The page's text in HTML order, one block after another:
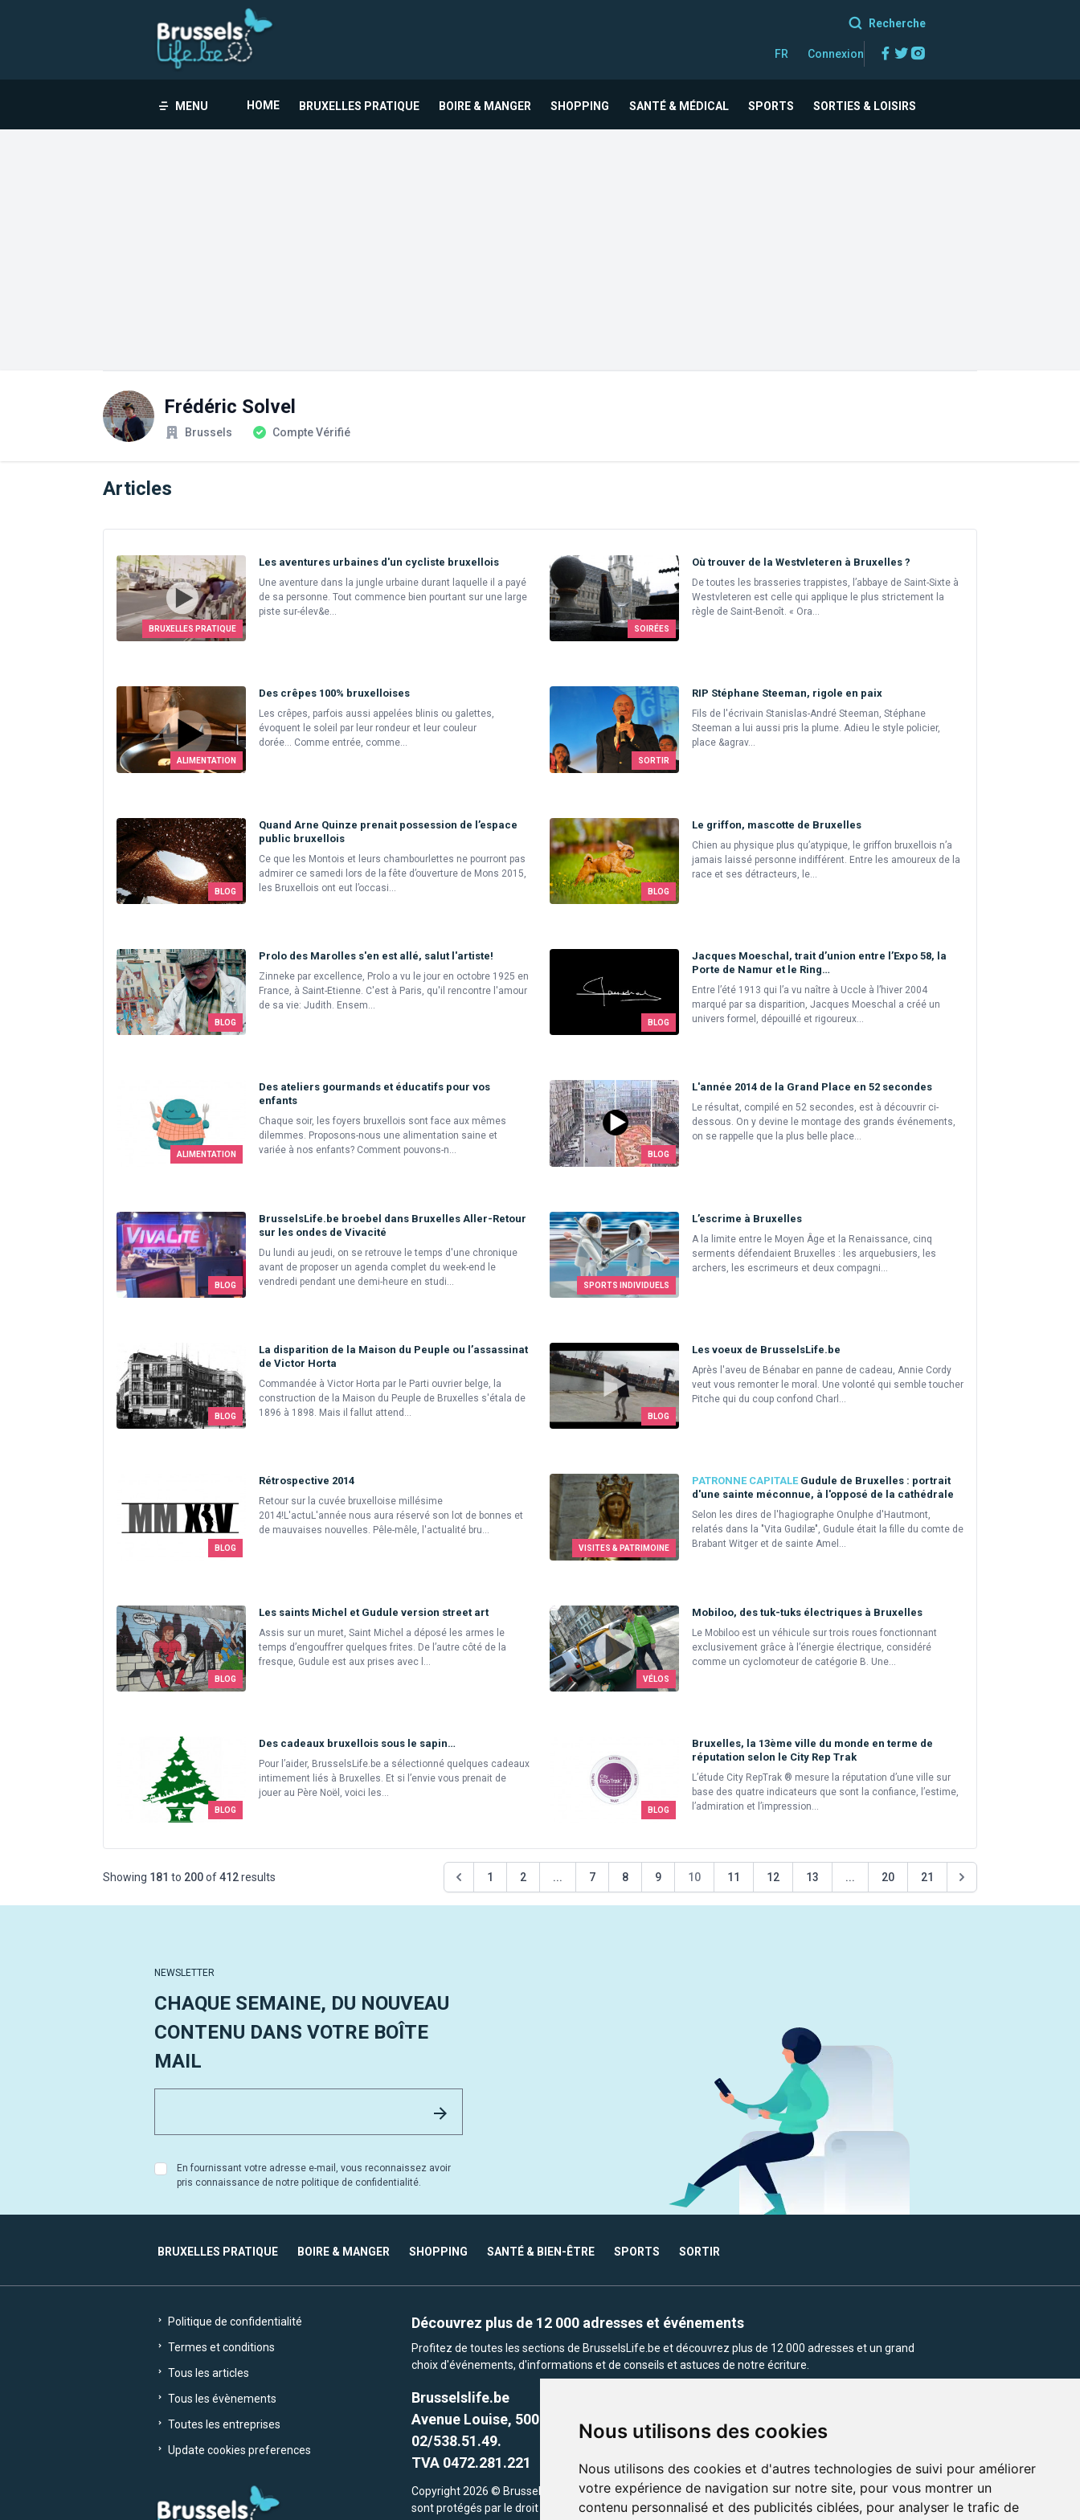
Nous utilisons des cookies
Nous utilisons des cookies et d'autres technologies de suivi pour améliorer
votre expérience de navigation sur notre site, pour vous montrer un
contenu personnalisé et des publicités ciblées, pour analyser le trafic de
Recherche
FR Connexion Facebook
Twitter
MENU HOME BRUXELLES PRATIQUE BOIRE & MANGER SHOPPING SANTÉ & MÉDICAL SPORTS SORTIES & LOISIRS
Frédéric Solvel
Société
Brussels
Statut du compte Compte Vérifié
Articles
BRUXELLES PRATIQUE
Les aventures urbaines d'un cycliste bruxellois
Une aventure dans la jungle urbaine durant laquelle il a payé
de sa personne. Tout commence bien pourtant sur une large
piste sur-élev&e...
SOIRÉES
Où trouver de la Westvleteren à Bruxelles ?
De toutes les brasseries trappistes, l’abbaye de Saint-Sixte à
Westvleteren est celle qui applique le plus strictement la
règle de Saint-Benoît. « Ora...
ALIMENTATION
Des crêpes 100% bruxelloises
Les crêpes, parfois aussi appelées blinis ou galettes,
évoquent le soleil par leur rondeur et leur couleur
dorée... Comme entrée, comme...
SORTIR
RIP Stéphane Steeman, rigole en paix
Fils de l'écrivain Stanislas-André Steeman, Stéphane
Steeman a lui aussi pris la plume. Adieu le style policier,
place &agrav...
BLOG
Quand Arne Quinze prenait possession de l’espace
public bruxellois
Ce que les Montois et leurs chambourlettes ne pourront pas
admirer ce samedi lors de la fête d’ouverture de Mons 2015,
les Bruxellois ont eut l’occasi...
BLOG
Le griffon, mascotte de Bruxelles
Chien au physique plus qu’atypique, le griffon bruxellois n’a
jamais laissé personne indifférent. Entre les amoureux de la
race et ses détracteurs, le...
BLOG
Prolo des Marolles s'en est allé, salut l'artiste!
Zinneke par excellence, Prolo a vu le jour en octobre 1925 en
France, à Saint-Etienne. C'est à Paris, qu'il rencontre l'amour
de sa vie: Judith. Ensem...
BLOG
Jacques Moeschal, trait d’union entre l’Expo 58, la
Porte de Namur et le Ring…
Entre l’été 1913 qui l’a vu naître à Uccle à l’hiver 2004
marqué par sa disparition, Jacques Moeschal a créé un
univers formel, dépouillé et rigoureux...
ALIMENTATION
Des ateliers gourmands et éducatifs pour vos
enfants
Chaque soir, les foyers bruxellois sont face aux mêmes
dilemmes. Proposons-nous une alimentation saine et
variée à nos enfants? Comment pouvons-n...
BLOG
L'année 2014 de la Grand Place en 52 secondes
Le résultat, compilé en 52 secondes, est à découvrir ci-
dessous. On y devine le montage des grands événements,
on se rappelle que la plus belle place...
BLOG
BrusselsLife.be broebel dans Bruxelles Aller-Retour
sur les ondes de Vivacité
Du lundi au jeudi, on se retrouve le temps d'une chronique
avant de proposer un agenda complet du week-end le
vendredi pendant une demi-heure en studi...
SPORTS INDIVIDUELS
L’escrime à Bruxelles
A la limite entre le Moyen Âge et la Renaissance, cinq
serments défendaient Bruxelles : les arquebusiers, les
archers, les escrimeurs et deux compagni...
BLOG
La disparition de la Maison du Peuple ou l’assassinat
de Victor Horta
Commandée à Victor Horta par le Parti ouvrier belge, la
construction de la Maison du Peuple de Bruxelles s'étala de
1896 à 1898. Mais il fallut attend...
BLOG
Les voeux de BrusselsLife.be
Après l'aveu de Bénabar en panne de cadeau, Annie Cordy
veut vous remonter le moral. Une volonté qui semble toucher
Pitche qui du coup confond Charl...
BLOG
Rétrospective 2014
Retour sur la cuvée bruxelloise millésime
2014!L'actuL'année nous aura réservé son lot de bonnes et
de mauvaises nouvelles. Pêle-mêle, l'actualité bru...
VISITES & PATRIMOINE
PATRONNE CAPITALE Gudule de Bruxelles : portrait
d'une sainte méconnue, à l'opposé de la cathédrale
Selon les dires de l'hagiographe Onulphe d'Hautmont,
relatés dans la "Vita Gudilæ", Gudule était la fille du comte de
Brabant Witger et de sainte Amel...
BLOG
Les saints Michel et Gudule version street art
Assis sur un muret, Saint Michel a déposé les armes le
temps d’engouffrer quelques frites. De l’autre côté de la
fresque, Gudule est aux prises avec l...
VÉLOS
Mobiloo, des tuk-tuks électriques à Bruxelles
Le Mobiloo est un véhicule sur trois roues fonctionnant
exclusivement grâce à l’énergie électrique, considéré
comme un cyclomoteur de catégorie B. Une...
BLOG
Des cadeaux bruxellois sous le sapin…
Pour l’aider, BrusselsLife.be a sélectionné quelques cadeaux
intimement liés à Bruxelles. Et si l’envie vous prenait de
jouer au Père Noël, voici les...
BLOG
Bruxelles, la 13ème ville du monde en terme de
réputation selon le City Rep Trak
L’étude City RepTrak ® mesure la réputation d’une ville sur
base des quatre indicateurs que sont la confiance, l’estime,
l’admiration et l’impression...
Showing 181 to 200of412results 1 2 ... 7 8 9 10 11 12 13 ... 20 21
NEWSLETTER
CHAQUE SEMAINE, DU NOUVEAU
CONTENU DANS VOTRE BOÎTE
MAIL
En fournissant votre adresse e-mail, vous reconnaissez avoir
pris connaissance de notre politique de confidentialité.
BRUXELLES PRATIQUE BOIRE & MANGER SHOPPING SANTÉ & BIEN-ÊTRE SPORTS SORTIR
Politique de confidentialité
Termes et conditions
Tous les articles
Tous les évènements
Toutes les entreprises
Update cookies preferences
Découvrez plus de 12 000 adresses et événements
Profitez de toutes les sections de BrusselsLife.be et découvrez plus de 12 000 adresses et un grand
choix d'événements, d'informations et de conseils et astuces de notre écriture.
Brusselslife.be
Avenue Louise, 500 -1050 Ixelles, Brussels,
02/538.51.49.
TVA 0472.281.221
Copyright 2026 © Brusselslife.be Tous droits réservés. Le contenu et les images utilisés sur ce site
sont protégés par le droit d'auteur. la propriétaires respectifs.